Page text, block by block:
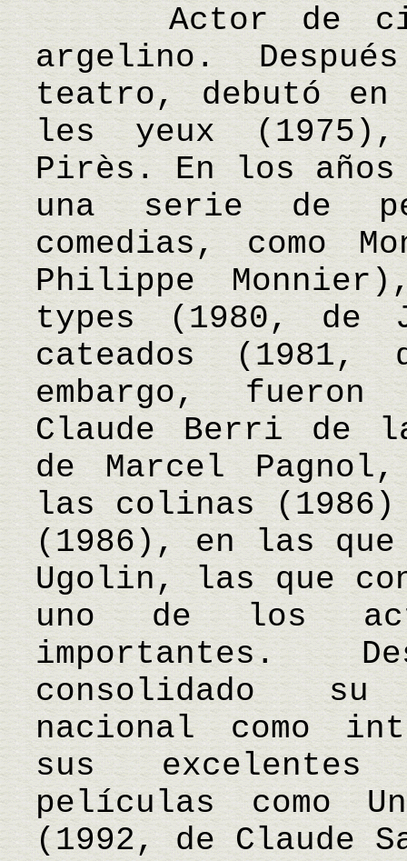
Actor de cine
argelino.
teatro, debutó
les yeux
Pirès. En los
una serie de
comedias, como
Philippe
types (1980, de
cateados
embargo,
Claude Berri de
de Marcel
las colinas (1986)
(1986), en las que
Ugolin, las que
uno de los
importantes.
consolidado
nacional como
sus excelentes
películas como
(1992, de Claude